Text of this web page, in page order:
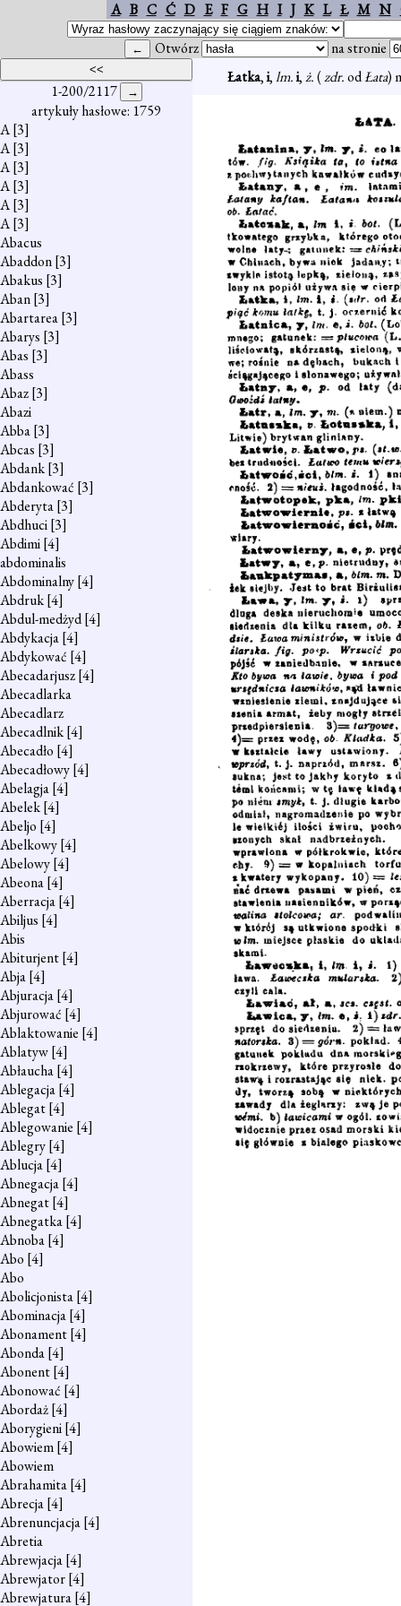
A B C Ć D E F G H I J K L Ł M N
Otwórz na stronie
1-200/2117
artykuły hasłowe: 1759
A[3]
A[3]
A[3]
A[3]
A[3]
A[3]
Abacus
Abaddon[3]
Abakus [3]
Aban[3]
Abartarea[3]
Abarys [3]
Abas [3]
Abass
Abaz[3]
Abazi
Abba[3]
Abcas [3]
Abdank[3]
Abdankować [3]
Abderyta[3]
Abdhuci[3]
Abdimi[4]
abdominalis
Abdominalny[4]
Abdruk[4]
Abdul-medżyd[4]
Abdykacja[4]
Abdykować [4]
Abecadarjusz[4]
Abecadlarka
Abecadlarz
Abecadlnik[4]
Abecadło [4]
Abecadłowy[4]
Abelagja[4]
Abelek[4]
Abeljo [4]
Abelkowy[4]
Abelowy[4]
Abeona[4]
Aberracja[4]
Abiljus [4]
Abis
Abiturjent[4]
Abja[4]
Abjuracja[4]
Abjurować [4]
Ablaktowanie [4]
Ablatyw[4]
Abłaucha[4]
Ablegacja[4]
Ablegat[4]
Ablegowanie [4]
Ablegry[4]
Ablucja[4]
Abnegacja[4]
Abnegat[4]
Abnegatka[4]
Abnoba[4]
Abo [4]
Abo
Abolicjonista[4]
Abominacja[4]
Abonament[4]
Abonda[4]
Abonent[4]
Abonować [4]
Abordaż[4]
Aborygieni[4]
Abowiem[4]
Abowiem
Abrahamita[4]
Abrecja[4]
Abrenuncjacja[4]
Abretia
Abrewjacja[4]
Abrewjator[4]
Abrewjatura[4]
Łatka,i,lm.i,ż.(zdr.odŁata)